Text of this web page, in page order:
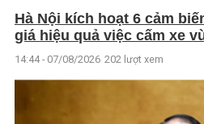
Hà Nội kích hoạt 6 cảm
giá hiệu quả việc cấm xe
14:44 - 07/08/2026 202 lượt xem